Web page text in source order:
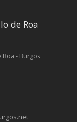
de Roa
Roa - Burgos